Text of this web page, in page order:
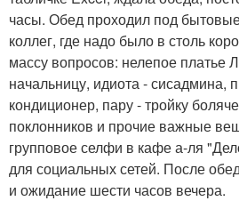
часы. Обед проходил под
коллег, где надо было в столь
массу вопросов: нелепое платье
начальницу, идиота - сисадмина,
кондиционер, пару - тройку
поклонников и прочие важные
групповое селфи в кафе а-ля
для социальных сетей. После
и ожидание шести часов вечера.